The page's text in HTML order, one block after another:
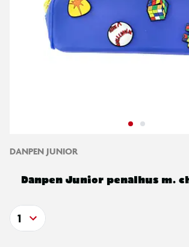
DANPEN JUNIOR
Danpen Junior penalhus m.
1